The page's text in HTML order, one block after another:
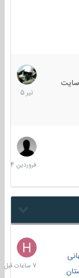
16
تیر
1405
29
فروردین
1404
7
ساعات
قبل